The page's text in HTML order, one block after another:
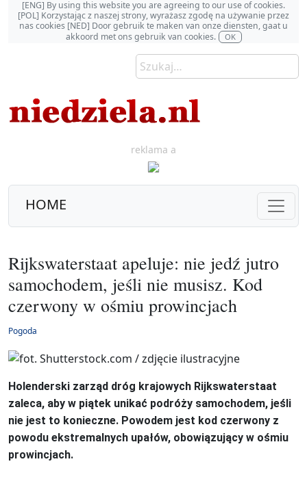
[ENG] By using this website you are agreeing to our use of cookies.
[POL] Korzystając z naszej strony, wyrażasz zgodę na używanie przez
nas cookies [NED] Door gebruik te maken van onze diensten, gaat u
akkoord met ons gebruik van cookies.
OK
reklama a
HOME
Rijkswaterstaat apeluje: nie jedź jutro
samochodem, jeśli nie musisz. Kod
czerwony w ośmiu prowincjach
Pogoda
Holenderski zarząd dróg krajowych Rijkswaterstaat
zaleca, aby w piątek unikać podróży samochodem, jeśli
nie jest to konieczne. Powodem jest kod czerwony z
powodu ekstremalnych upałów, obowiązujący w ośmiu
prowincjach.